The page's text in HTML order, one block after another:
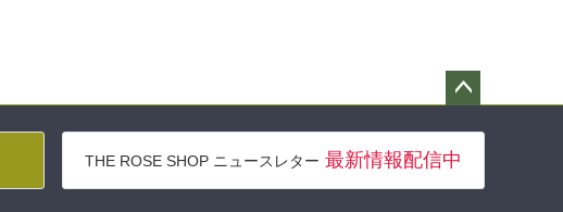
ップ
へ
THE ROSE SHOP ニュースレター 最新情報配信中